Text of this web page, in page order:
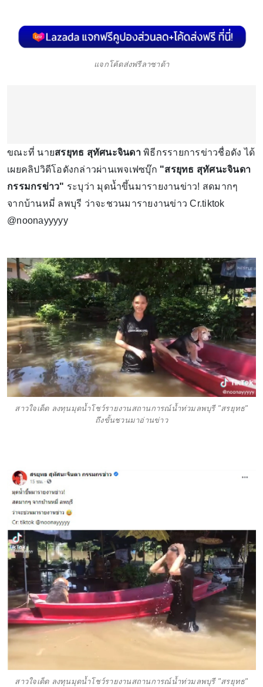
แจกโค้ดส่งฟรีลาซาด้า
ขณะที่ นายสรยุทธ สุทัศนะจินดาพิธีกรรายการข่าวชื่อดัง ได้
เผยคลิปวิดีโอดังกล่าวผ่านเพจเฟซบุ๊ก "สรยุทธ สุทัศนะจินดา
กรรมกรข่าว" ระบุว่า มุดน้ำขึ้นมารายงานข่าว! สดมากๆ
จากบ้านหมี่ ลพบุรี ว่าจะชวนมารายงานข่าว Cr.tiktok
@noonayyyyy
สาวใจเด็ด ลงทุนมุดน้ำโชว์รายงานสถานการณ์น้ำท่วมลพบุรี "สรยุทธ"
ถึงขั้นชวนมาอ่านข่าว
สาวใจเด็ด ลงทุนมุดน้ำโชว์รายงานสถานการณ์น้ำท่วมลพบุรี "สรยุทธ"